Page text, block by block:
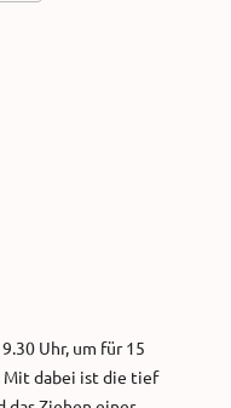
Uhr, um für 15
Mit dabei ist die tief